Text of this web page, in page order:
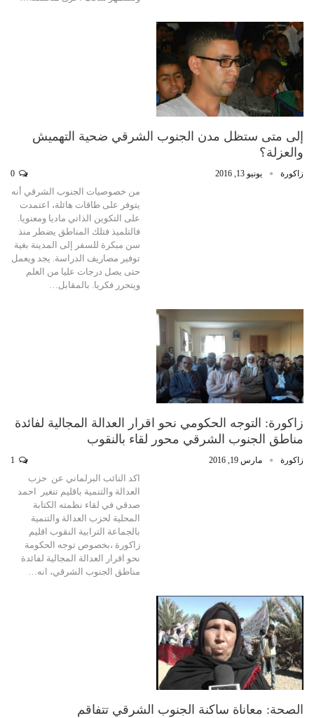
إلى متى ستظل مدن الجنوب الشرقي ضحية التهميش
والعزلة؟
زاكورة يونيو 13, 2016
من خصوصيات الجنوب الشرقي أنه
يتوفر على طاقات هائلة، اعتمدت
على التكوين الذاتي ماديا ومعنويا.
فالتلميذ فتلك المناطق يضطر منذ
سن مبكرة للسفر إلى المدينة بغية
توفير مصاريف الدراسة. يجد ويعمل
حتى يصل درجات عليا من العلم
ويتحرر فكريا. بالمقابل…
زاكورة: التوجه الحكومي نحو اقرار العدالة المجالية لفائدة
مناطق الجنوب الشرقي محور لقاء بالنقوب
زاكورة مارس 19, 2016
اكد النائب البرلماني عن حزب
العدالة والتنمية باقليم تنغير احمد
صدقي في لقاء نظمته الكتابة
المحلية لحزب العدالة والتنمية
بالجماعة الترابية النقوب اقليم
زاكورة ،بخصوص توجه الحكومة
نحو اقرار العدالة المجالية لفائدة
مناطق الجنوب الشرقي، انه…
الصحة: معاناة ساكنة الجنوب الشرقي تتفاقم